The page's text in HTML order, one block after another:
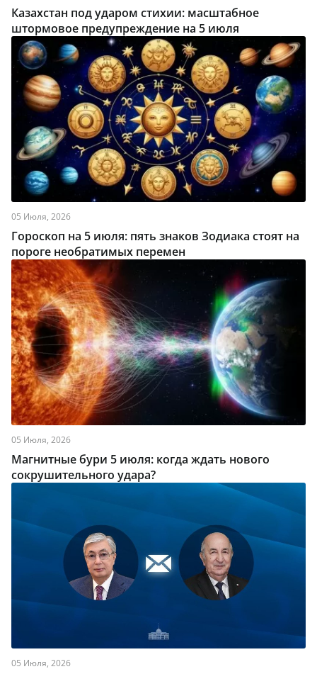
Казахстан под ударом стихии: масштабное
штормовое предупреждение на 5 июля
05 Июля, 2026
Гороскоп на 5 июля: пять знаков Зодиака стоят на
пороге необратимых перемен
05 Июля, 2026
Магнитные бури 5 июля: когда ждать нового
сокрушительного удара?
05 Июля, 2026